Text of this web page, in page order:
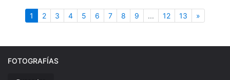
1 (actual)
2 3 4 5 6 7 8 9 ... 12 13 »
FOTOGRAFÍAS